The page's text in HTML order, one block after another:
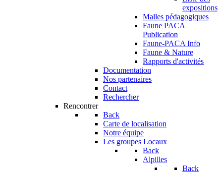
expositions
Malles pédagogiques
Faune PACA
Publication
Faune-PACA Info
Faune & Nature
Rapports d'activités
Documentation
Nos partenaires
Contact
Rechercher
Rencontrer
Back
Carte de localisation
Notre équipe
Les groupes Locaux
Back
Alpilles
Back